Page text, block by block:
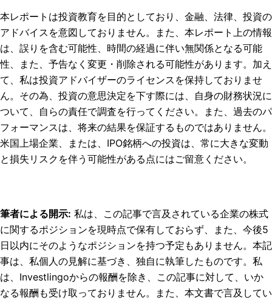
本レポートは投資教育を目的としており、金融、法律、投資の
アドバイスを意図しておりません。また、本レポート上の情報
は、誤りを含む可能性、時間の経過に伴い無関係となる可能
性、また、予告なく変更・削除される可能性があります。加え
て、私は投資アドバイザーのライセンスを保持しておりませ
ん。その為、投資の意思決定を下す際には、自身の財務状況に
ついて、自らの責任で調査を行ってください。また、過去のパ
フォーマンスは、将来の結果を保証するものではありません。
米国上場企業、または、IPO銘柄への投資は、常に大きな変動
と損失リスクを伴う可能性がある点にはご留意ください。
筆者による開示: 私は、この記事で言及されている企業の株式
に関するポジションを現時点で保有しておらず、また、今後5
日以内にそのようなポジションを持つ予定もありません。 本記
事は、私個人の見解に基づき、独自に執筆したものです。私
は、Investlingoからの報酬を除き、この記事に対して、いか
なる報酬も受け取っておりません。また、本文書で言及してい